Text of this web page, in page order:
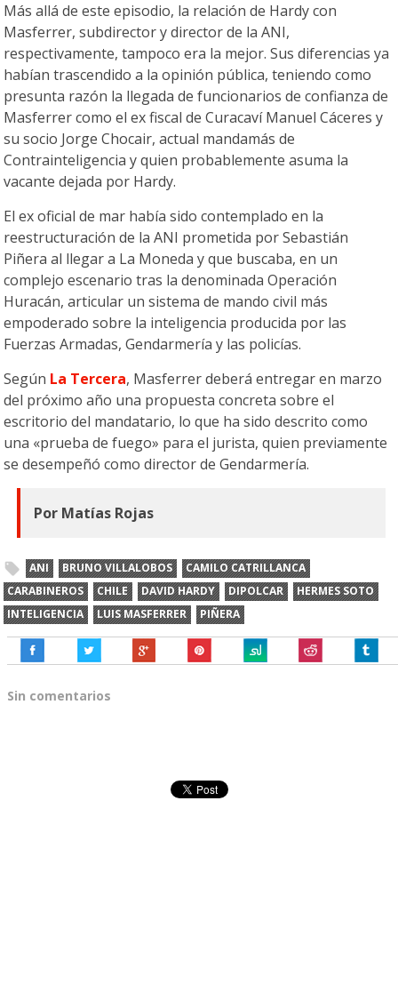
Más allá de este episodio, la relación de Hardy con
Masferrer, subdirector y director de la ANI,
respectivamente, tampoco era la mejor. Sus diferencias ya
habían trascendido a la opinión pública, teniendo como
presunta razón la llegada de funcionarios de confianza de
Masferrer como el ex fiscal de Curacaví Manuel Cáceres y
su socio Jorge Chocair, actual mandamás de
Contrainteligencia y quien probablemente asuma la
vacante dejada por Hardy.
El ex oficial de mar había sido contemplado en la
reestructuración de la ANI prometida por Sebastián
Piñera al llegar a La Moneda y que buscaba, en un
complejo escenario tras la denominada Operación
Huracán, articular un sistema de mando civil más
empoderado sobre la inteligencia producida por las
Fuerzas Armadas, Gendarmería y las policías.
Según La Tercera, Masferrer deberá entregar en marzo
del próximo año una propuesta concreta sobre el
escritorio del mandatario, lo que ha sido descrito como
una «prueba de fuego» para el jurista, quien previamente
se desempeñó como director de Gendarmería.
Por Matías Rojas
ANI BRUNO VILLALOBOS
CAMILO CATRILLANCA
CARABINEROS
CHILE DAVID HARDY DIPOLCAR
HERMES SOTO
INTELIGENCIA
LUIS MASFERRER PIÑERA
Sin comentarios